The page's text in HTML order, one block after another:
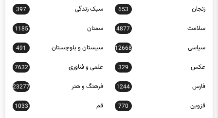
سلامت 4877 سمنان 1185
سیاسی 12668 سیستان و بلوچستان 491
عکس 329 علمی و فناوری 7632
فارس 1244 فرهنگ و هنر 23277
قزوین 770 قم 1033
کاریکاتور 452 کردستان 940